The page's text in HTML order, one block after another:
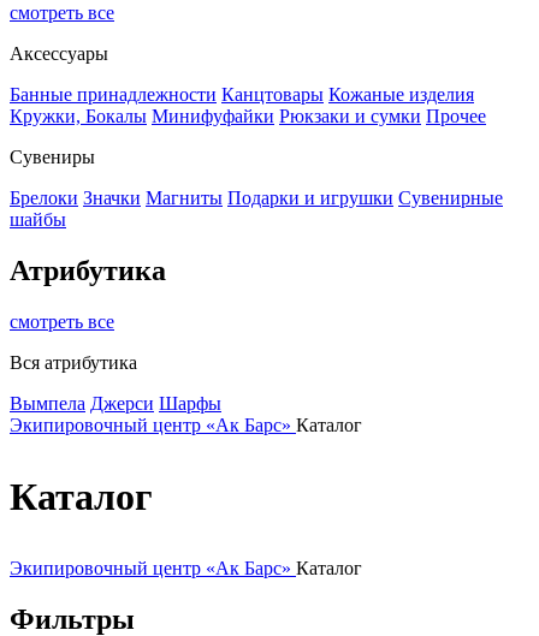
смотреть все
Аксессуары
Банные принадлежности Канцтовары Кожаные изделия
Кружки, Бокалы Минифуфайки Рюкзаки и сумки Прочее
Сувениры
Брелоки Значки Магниты Подарки и игрушки Сувенирные
шайбы
Атрибутика
смотреть все
Вся атрибутика
Вымпела Джерси Шарфы
Экипировочный центр «Ак Барс» Каталог
Каталог
Экипировочный центр «Ак Барс» Каталог
Фильтры